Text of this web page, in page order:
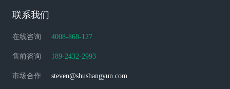
联系我们
在线咨询 4008-868-127
售前咨询 189-2432-2993
市场合作 steven@shushangyun.com